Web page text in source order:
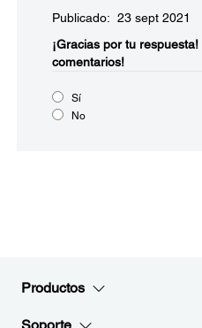
Publicado: 23 sept 2021
¡Gracias por tu respuesta!
comentarios!
Sí
No
Productos